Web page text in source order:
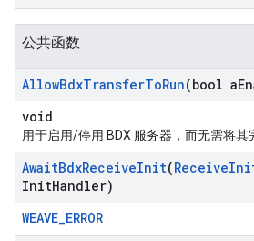
公共函数
AllowBdxTransferToRun(bool a
void
用于启用/停用 BDX 服务器，而无需将其
AwaitBdxReceiveInit(Receive
InitHandler)
WEAVE_ERROR